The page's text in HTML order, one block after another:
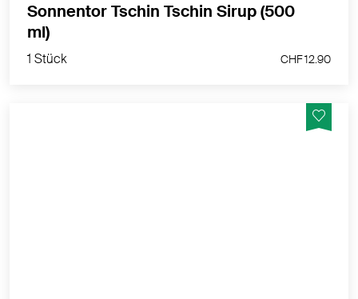
Sonnentor Tschin Tschin Sirup (500
ml)
1 Stück CHF 12.90